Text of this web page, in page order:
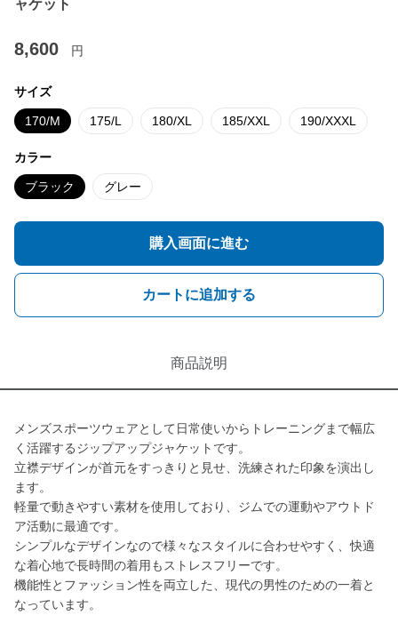
ャケット
8,600 円
サイズ
170/M 175/L 180/XL 185/XXL 190/XXXL
カラー
ブラック グレー
購入画面に進む
カートに追加する
商品説明
メンズスポーツウェアとして日常使いからトレーニングまで幅広
く活躍するジップアップジャケットです。
立襟デザインが首元をすっきりと見せ、洗練された印象を演出し
ます。
軽量で動きやすい素材を使用しており、ジムでの運動やアウトド
ア活動に最適です。
シンプルなデザインなので様々なスタイルに合わせやすく、快適
な着心地で長時間の着用もストレスフリーです。
機能性とファッション性を両立した、現代の男性のための一着と
なっています。